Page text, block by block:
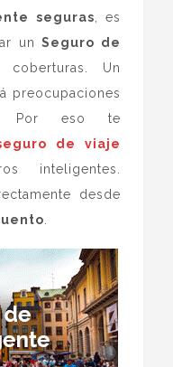
seguras , es
unSeguro de
Un
preocupaciones
Por eso te
de viaje
inteligentes.
desde